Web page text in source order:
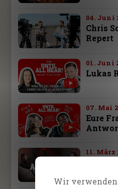
04. Juni
Chris
Repert
01. Juni
Lukas
07. Mai
Eure
11. März
Wir